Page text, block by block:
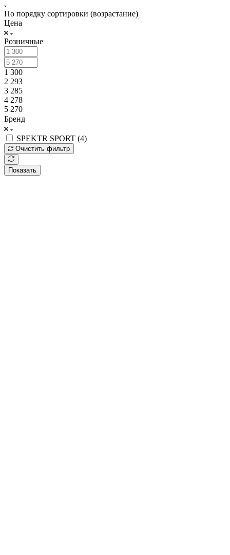
По порядку сортировки (возрастание)
Цена
Розничные
1 300
2 293
3 285
4 278
5 270
Бренд
SPEKTR SPORT (4)
Очистить фильтр
Показать